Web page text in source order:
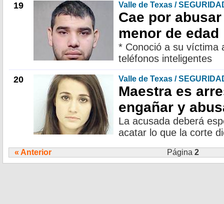
19 Valle de Texas /
Cae por
menor de edad
* Conoció a su víctima
teléfonos inteligentes
20 Valle de Texas /
Maestra es
engañar y
La acusada deberá
acatar lo que la corte
« Anterior Página2